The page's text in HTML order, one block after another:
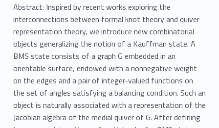
Abstract: Inspired by recent works exploring the
interconnections between formal knot theory and quiver
representation theory, we introduce new combinatorial
objects generalizing the notion of a Kauffman state. A
BMS state consists of a graph G embedded in an
orientable surface, endowed with a nonnegative weight
on the edges and a pair of integer-valued functions on
the set of angles satisfying a balancing condition. Such an
object is naturally associated with a representation of the
Jacobian algebra of the medial quiver of G. After defining